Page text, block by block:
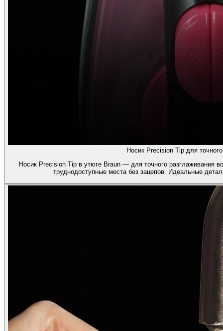
Носик Precision Tip для
Носик Precision Tip в утюге Braun — для точного разглаживания
труднодоступные места без зацепов. Идеальные